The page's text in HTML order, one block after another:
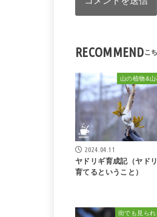
RECOMMEND
山の植物&山
2024.04.11
ヤドリギ育成記（ヤド
育てるということ）
街でも見られ